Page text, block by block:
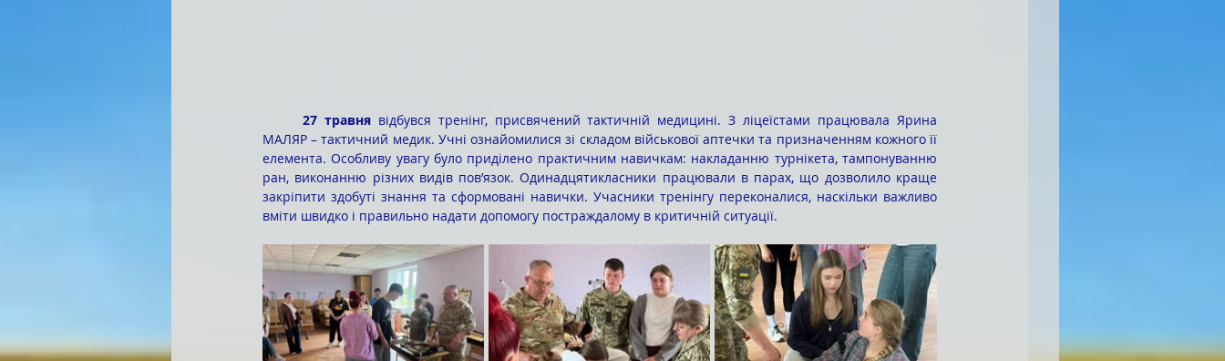
	27 травня
відбувся тренінг, присвячений тактичній медицині. З ліцеїстами працювала Ярина
МАЛЯР – тактичний медик. Учні ознайомилися зі складом військової аптечки та призначенням кожного її
елемента. Особливу увагу було приділено практичним навичкам: накладанню турнікета, тампонуванню
ран, виконанню різних видів пов’язок. Одинадцятикласники працювали в парах, що дозволило краще
закріпити здобуті знання та сформовані навички. Учасники тренінгу переконалися, наскільки важливо
вміти швидко і правильно надати допомогу постраждалому в критичній ситуації.